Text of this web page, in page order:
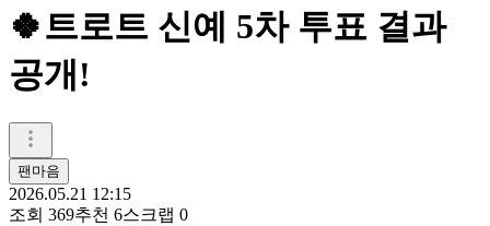
🍀트로트 신예 5차 투표 결과
공개!
팬마음ㅤ
2026.05.21 12:15
조회 369추천 6스크랩 0